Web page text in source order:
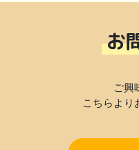
お
ご興
こちらより